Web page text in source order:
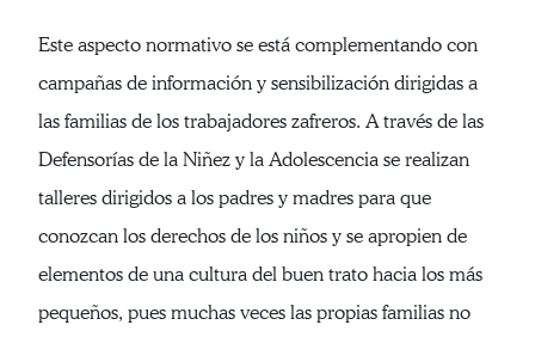
Este aspecto normativo se está complementando con
campañas de información y sensibilización dirigidas a
las familias de los trabajadores zafreros. A través de las
Defensorías de la Niñez y la Adolescencia se realizan
talleres dirigidos a los padres y madres para que
conozcan los derechos de los niños y se apropien de
elementos de una cultura del buen trato hacia los más
pequeños, pues muchas veces las propias familias no